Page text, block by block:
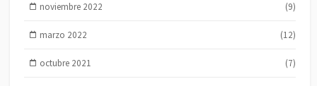
noviembre 2022 (9)
marzo 2022 (12)
octubre 2021 (7)